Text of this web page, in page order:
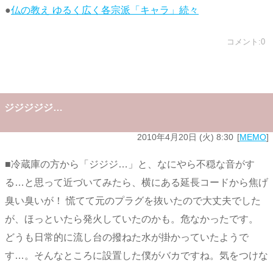
●仏の教え ゆるく広く各宗派「キャラ」続々
コメント:0
ジジジジジ…
2010年4月20日 (火) 8:30 MEMO
■冷蔵庫の方から「ジジジ…」と、なにやら不穏な音がす
る…と思って近づいてみたら、横にある延長コードから焦げ
臭い臭いが！ 慌てて元のプラグを抜いたので大丈夫でした
が、ほっといたら発火していたのかも。危なかったです。
どうも日常的に流し台の撥ねた水が掛かっていたようで
す…。そんなところに設置した僕がバカですね。気をつけな